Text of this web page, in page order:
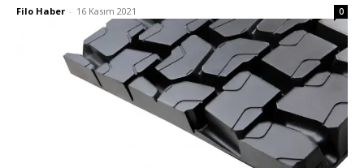
Filo Haber - 16 Kasım 2021 0